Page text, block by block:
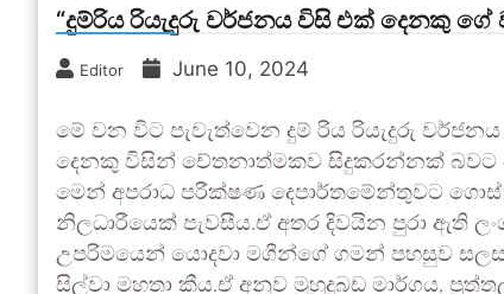
“දුම්රිය රියැදුරු වර්ජනය විසි එක් දෙනකු ගේ
Editor June 10, 2024
මේ වන විට පැවැත්වෙන දුම් රිය රියැදුරු
දෙනකු විසින් චේතනාත්මකව සිදුකරන්නක්
මෙන් අපරාධ පරීක්ෂණ දෙපාර්තමේන්තුවට ගොස්
නිලධාරීයෙක් පැවසීය.ඒ අතර දිවයින පුරා ඇති
උපරිමයෙන් යොදවා මගීන්ගේ ගමන් පහසුව
සිල්වා මහතා කීය.ඒ අනුව මුහුදුබඩ මාර්ගය,